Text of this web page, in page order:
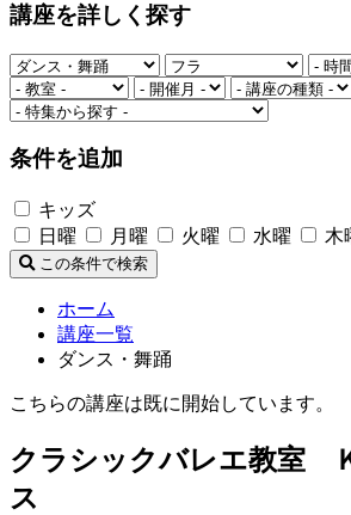
講座を詳しく探す
条件を追加
キッズ
日曜
月曜 火曜 水曜 木
この条件で検索
ホーム
講座一覧
ダンス・舞踊
こちらの講座は既に開始しています。
クラシックバレエ教室
ス